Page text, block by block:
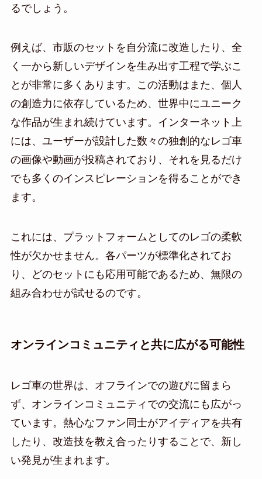
るでしょう。
例えば、市販のセットを自分流に改造したり、全
く一から新しいデザインを生み出す工程で学ぶこ
とが非常に多くあります。この活動はまた、個人
の創造力に依存しているため、世界中にユニーク
な作品が生まれ続けています。インターネット上
には、ユーザーが設計した数々の独創的なレゴ車
の画像や動画が投稿されており、それを見るだけ
でも多くのインスピレーションを得ることができ
ます。
これには、プラットフォームとしてのレゴの柔軟
性が欠かせません。各パーツが標準化されてお
り、どのセットにも応用可能であるため、無限の
組み合わせが試せるのです。
オンラインコミュニティと共に広がる可能性
レゴ車の世界は、オフラインでの遊びに留まら
ず、オンラインコミュニティでの交流にも広がっ
ています。熱心なファン同士がアイディアを共有
したり、改造技を教え合ったりすることで、新し
い発見が生まれます。